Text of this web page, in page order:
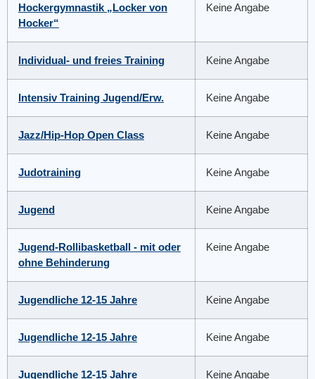
Hockergymnastik „Locker von
Hocker“
Keine Angabe
Individual- und freies Training Keine Angabe
Intensiv Training Jugend/Erw. Keine Angabe
Jazz/Hip-Hop Open Class Keine Angabe
Judotraining Keine Angabe
Jugend Keine Angabe
Jugend-Rollibasketball - mit oder
ohne Behinderung
Keine Angabe
Jugendliche 12-15 Jahre Keine Angabe
Jugendliche 12-15 Jahre Keine Angabe
Jugendliche 12-15 Jahre Keine Angabe